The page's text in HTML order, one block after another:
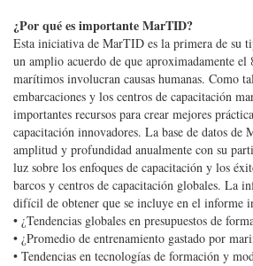
¿Por qué es importante MarTID?
Esta iniciativa de MarTID es la primera de su
un amplio acuerdo de que aproximadamente el
marítimos involucran causas humanas. Como
embarcaciones y los centros de capacitación
importantes recursos para crear mejores
capacitación innovadores. La base de datos de
amplitud y profundidad anualmente con su
luz sobre los enfoques de capacitación y los
barcos y centros de capacitación globales. La
difícil de obtener que se incluye en el informe
• ¿Tendencias globales en presupuestos de
• ¿Promedio de entrenamiento gastado por
• Tendencias en tecnologías de formación y